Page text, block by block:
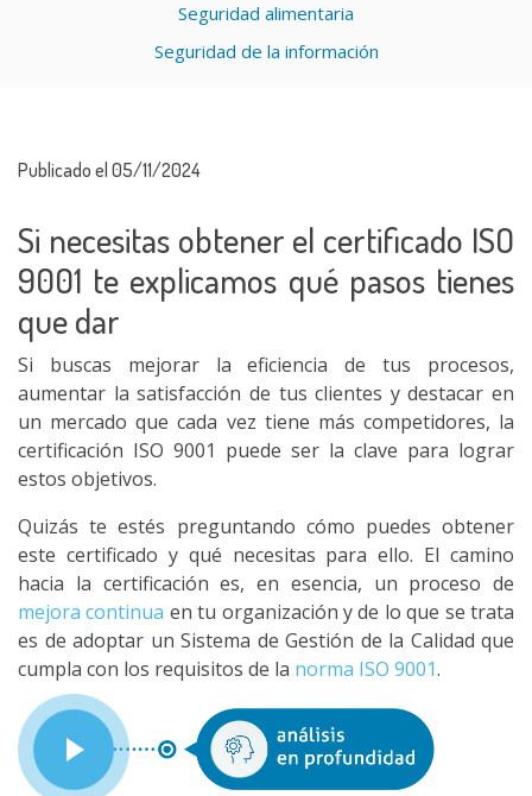
Seguridad alimentaria
Seguridad de la información
Publicado el 05/11/2024
Si necesitas obtener el certificado ISO
9001 te explicamos qué pasos tienes
que dar
Si buscas mejorar la eficiencia de tus procesos,
aumentar la satisfacción de tus clientes y destacar en
un mercado que cada vez tiene más competidores, la
certificación ISO 9001 puede ser la clave para lograr
estos objetivos.
Quizás te estés preguntando cómo puedes obtener
este certificado y qué necesitas para ello. El camino
hacia la certificación es, en esencia, un proceso de
mejora continua en tu organización y de lo que se trata
es de adoptar un Sistema de Gestión de la Calidad que
cumpla con los requisitos de la norma ISO 9001.